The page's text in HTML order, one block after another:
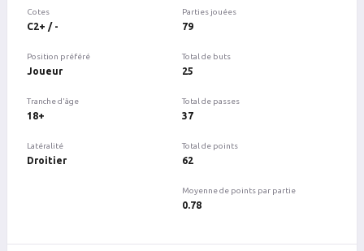
Cotes
C2+ / -
Position préféré
Joueur
Tranche d'âge
18+
Latéralité
Droitier
Parties jouées
79
Total de buts
25
Total de passes
37
Total de points
62
Moyenne de points par partie
0.78